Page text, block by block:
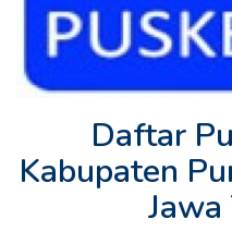
Daftar
Kabupaten
Jawa